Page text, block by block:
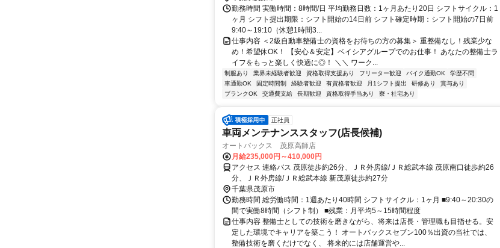
勤務時間 実働時間：8時間/日 平均勤務日数：1ヶ月あたり20日 シフトサイクル：1
ヶ月 シフト提出期限：シフト開始の14日前 シフト確定時期：シフト開始の7日前
9:40～19:10（休憩1時間3...
仕事内容 ＜2級自動車整備士の資格をお待ちの方の募集＞ 重整備なし！残業少な
め！希望休OK！ 【安心＆安定】ベイシアグループでのお仕事！ あなたの整備士ラ
イフをもっと楽しく快適に◎！ ＼＼ ワーク...
制服あり 業界未経験者歓迎 資格取得支援あり フリーター歓迎 バイク通勤OK
学歴不問
車通勤OK
固定時間制 経験者歓迎 有資格者歓迎 月1シフト提出 研修あり
賞与あり
ブランクOK
交通費支給 長期歓迎 資格取得手当あり 寮・社宅あり
正社員
車両メンテナンススタッフ(店長候補)
オートバックス 茂原高師店
月給235,000円～410,000円
アクセス 連絡バス 茂原徒歩約26分、ＪＲ外房線/ＪＲ総武本線 茂原南口徒歩約26
分、ＪＲ外房線/ＪＲ総武本線 新茂原徒歩約27分
千葉県茂原市
勤務時間 総労働時間：1週あたり40時間 シフトサイクル：1ヶ月 ■9:40～20:30の
間で実働8時間（シフト制） ■残業：月平均5～15時間程度
仕事内容 整備士としての技術を磨きながら、将来は店長・管理職も目指せる。安
定した環境でキャリアを築こう！ オートバックスセブン100％出資の当社では、
整備技術を磨くだけでなく、 将来的には店舗運営や...